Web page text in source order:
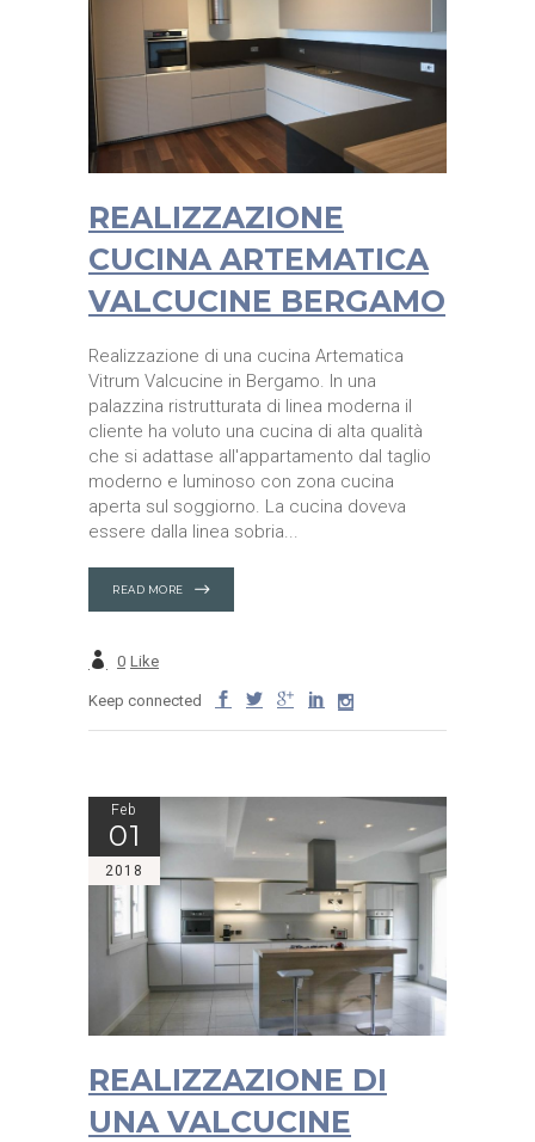
REALIZZAZIONE
CUCINA ARTEMATICA
VALCUCINE BERGAMO
Realizzazione di una cucina Artematica
Vitrum Valcucine in Bergamo. In una
palazzina ristrutturata di linea moderna il
cliente ha voluto una cucina di alta qualità
che si adattase all'appartamento dal taglio
moderno e luminoso con zona cucina
aperta sul soggiorno. La cucina doveva
essere dalla linea sobria
READ MORE
0 Like
Keep connected
Feb
01
2018
REALIZZAZIONE DI
UNA VALCUCINE